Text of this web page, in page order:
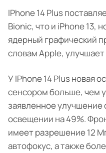
IPhone 14 Plus
Bionic, что и iPhone 13,
ядерный графический
словам Apple, улучшает
У IPhone 14 Plus новая
сенсором больше, чем
заявленное улучшение
освещении на 49%.
имеет разрешение 12
автофокус, а также